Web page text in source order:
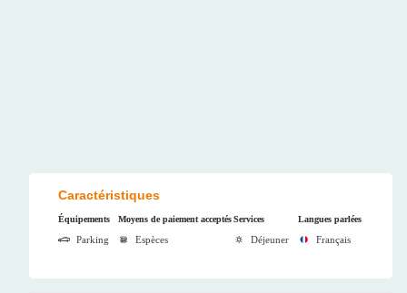
Caractéristiques
Équipements
Parking
Moyens de paiement acceptés
Espèces
Services
Déjeuner
Langues parlées
Français